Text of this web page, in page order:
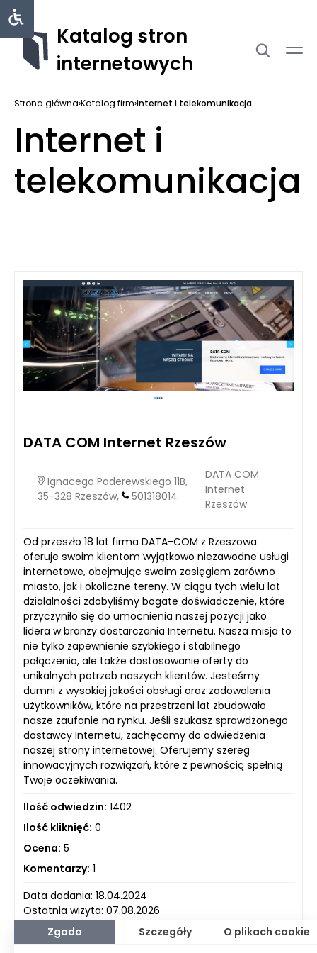
Katalog stron
internetowych
Strona główna›Katalog firm›Internet i telekomunikacja
Internet i
telekomunikacja
DATA COM Internet Rzeszów
Ignacego Paderewskiego 11B,
35-328 Rzeszów,
501318014
DATA COM
Internet
Rzeszów
Od przeszło 18 lat firma DATA-COM z Rzeszowa
oferuje swoim klientom wyjątkowo niezawodne usługi
internetowe, obejmując swoim zasięgiem zarówno
miasto, jak i okoliczne tereny. W ciągu tych wielu lat
działalności zdobyliśmy bogate doświadczenie, które
przyczyniło się do umocnienia naszej pozycji jako
lidera w branży dostarczania Internetu. Nasza misja to
nie tylko zapewnienie szybkiego i stabilnego
połączenia, ale także dostosowanie oferty do
unikalnych potrzeb naszych klientów. Jesteśmy
dumni z wysokiej jakości obsługi oraz zadowolenia
użytkowników, które na przestrzeni lat zbudowało
nasze zaufanie na rynku. Jeśli szukasz sprawdzonego
dostawcy Internetu, zachęcamy do odwiedzenia
naszej strony internetowej. Oferujemy szereg
innowacyjnych rozwiązań, które z pewnością spełnią
Twoje oczekiwania.
Ilość odwiedzin: 1402
Ilość kliknięć: 0
Ocena: 5
Komentarzy: 1
Data dodania: 18.04.2024
Ostatnia wizyta: 07.08.2026
Zgoda
Szczegóły O plikach cookie